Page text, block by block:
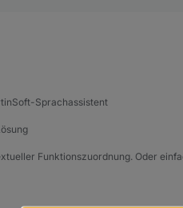
Sprachassistent
Funktionszuordnung. Oder